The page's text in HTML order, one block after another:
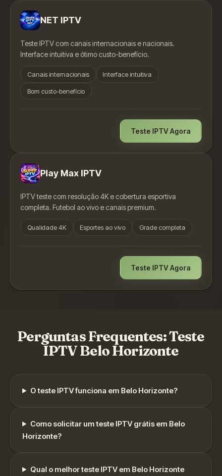
NET IPTV
Teste IPTV com canais internacionais e nacionais.
Interface intuitiva e ótimo custo-benefício.
Canais internacionais Interface intuitiva
Bom custo-benefício
Teste IPTV Agora
Play Max IPTV
IPTV teste com resolução 4K e cobertura esportiva
completa. Futebol ao vivo e canais premium.
Qualidade 4K Esportes ao vivo Grade completa
Teste IPTV Agora
Perguntas Frequentes: Teste
IPTVBelo Horizonte
O teste IPTV funciona em Belo Horizonte?
Como solicitar um teste IPTV grátis em Belo
Horizonte?
Qual o melhor teste IPTV em Belo Horizonte